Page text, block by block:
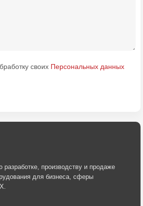
своих Персональных данных
производству и продаже
для бизнеса, сферы